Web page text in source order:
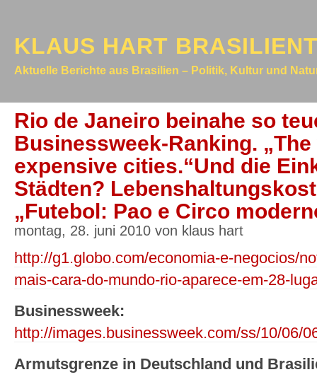
KLAUS HART
Aktuelle Berichte aus Brasilien – Politik, Kultur und
Rio de Janeiro beinahe so
Businessweek-Ranking.
expensive cities.“Und die
Städten?
„Futebol: Pao e Circo
montag, 28. juni 2010 von klaus hart
http://g1.globo.com/economia-e-negocios/
mais-cara-do-mundo-rio-aparece-em-28-
Businessweek:
http://images.businessweek.com/ss/10/06/
Armutsgrenze in Deutschland und